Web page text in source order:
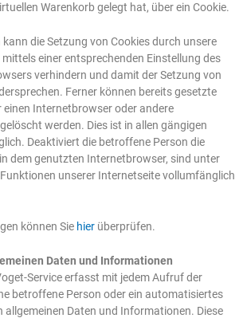
Warenkorb gelegt hat, über ein Cookie.
die Setzung von Cookies durch unsere
einer entsprechenden Einstellung des
verhindern und damit der Setzung von
Ferner können bereits gesetzte
einen Internetbrowser oder andere
werden. Dies ist in allen gängigen
Deaktiviert die betroffene Person die
dem genutzten Internetbrowser, sind unter
unserer Internetseite vollumfänglich
können Sie hier überprüfen.
Daten und Informationen
Service erfasst mit jedem Aufruf der
betroffene Person oder ein automatisiertes
allgemeinen Daten und Informationen. Diese